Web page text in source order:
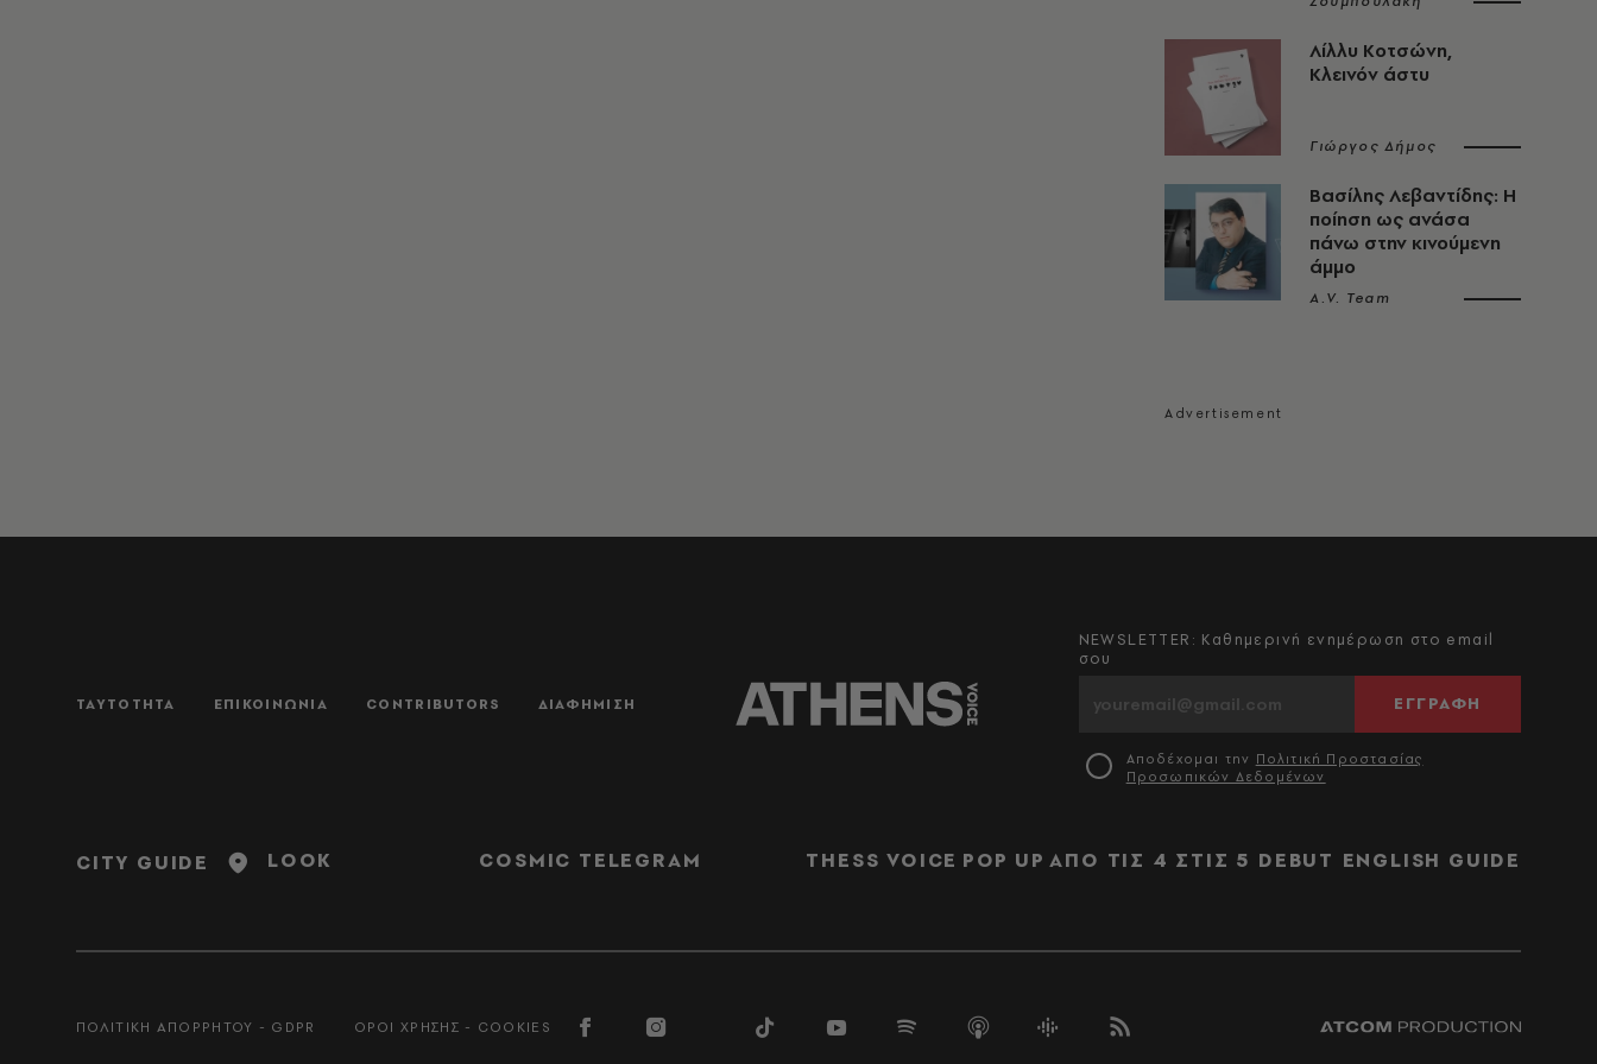
Λίλλυ Κοτσώνη,
Κλεινόν άστυ
Γιώργος Δήμος
Βασίλης Λεβαντίδης: Η
ποίηση ως ανάσα
πάνω στην κινούμενη
άμμο
A.V. Team
ΤΑΥΤΟΤΗΤΑ ΕΠΙΚΟΙΝΩΝΙΑ CONTRIBUTORS ΔΙΑΦΗΜΙΣΗ
NEWSLETTER: Καθημερινή ενημέρωση στο email
σου
ΕΓΓΡΑΦΗ
Αποδέχομαι την Πολιτική Προστασίας
Προσωπικών Δεδομένων
CITY GUIDE LOOK COSMIC TELEGRAM THESS VOICE POP UP ΑΠΟ ΤΙΣ 4 ΣΤΙΣ 5 DEBUT ENGLISH GUIDE
ΠΟΛΙΤΙΚΗ ΑΠΟΡΡΗΤΟΥ - GDPR ΟΡΟΙ ΧΡΗΣΗΣ - COOKIES